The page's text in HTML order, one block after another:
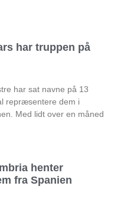
har truppen på
har sat navne på 13
repræsentere dem i
Med lidt over en måned
henter
fra Spanien